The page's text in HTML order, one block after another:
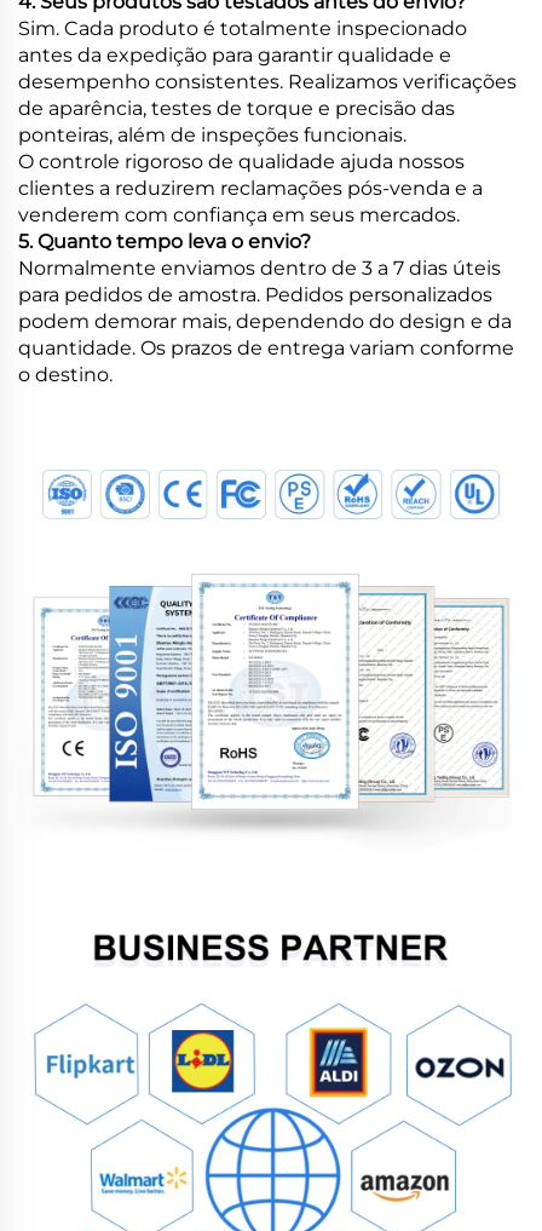
Sim. Cada produto é totalmente inspecionado
antes da expedição para garantir qualidade e
desempenho consistentes. Realizamos verificações
de aparência, testes de torque e precisão das
ponteiras, além de inspeções funcionais.
O controle rigoroso de qualidade ajuda nossos
clientes a reduzirem reclamações pós-venda e a
venderem com confiança em seus mercados.
5. Quanto tempo leva o envio?
Normalmente enviamos dentro de 3 a 7 dias úteis
para pedidos de amostra. Pedidos personalizados
podem demorar mais, dependendo do design e da
quantidade. Os prazos de entrega variam conforme
o destino.